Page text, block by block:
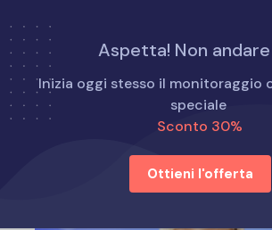
Aspetta! Non andare
Inizia oggi stesso il monitoraggio
speciale
Sconto 30%
Ottieni l'offerta
Home Consigli per i genitori
Consigli per i